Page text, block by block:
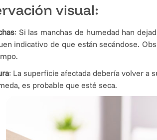
visual:
: Si las manchas de humedad han
indicativo de que están secándose.
: La superficie afectada debería volver a
es probable que esté seca.